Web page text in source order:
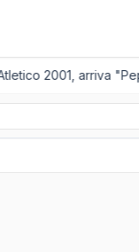
2001, arriva